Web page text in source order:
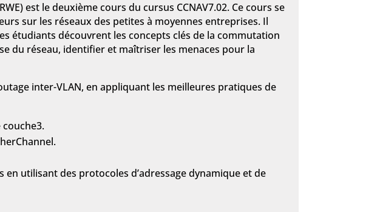
est le deuxième cours du cursus CCNAV7.02. Ce cours se
sur les réseaux des petites à moyennes entreprises. Il
étudiants découvrent les concepts clés de la commutation
du réseau, identifier et maîtriser les menaces pour la
inter-VLAN, en appliquant les meilleures pratiques de
utilisant des protocoles d’adressage dynamique et de